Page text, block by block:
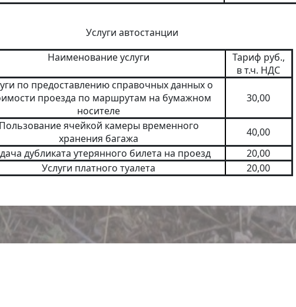
Услуги автостанции
Наименование услуги
Тариф руб.,
в т.ч. НДС
по предоставлению справочных данных о
проезда по маршрутам на бумажном
носителе
30,00
ячейкой камеры временного
хранения багажа
40,00
дубликата утерянного билета на проезд
20,00
Услуги платного туалета
20,00